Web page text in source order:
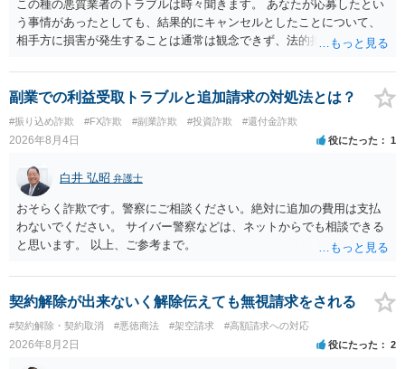
この種の悪質業者のトラブルは時々聞きます。 あなたが応募したとい
う事情があったとしても、結果的にキャンセルとしたことについて、
相手方に損害が発生することは通常は観念できず、法的措置を採って
ず、最寄りの消費生活センターへ相談し、連絡を無視してよいかどう
かのアドバイスを受けられることをお勧めします。しつこいようであ
れば、弁護士へ依頼して警告してもらうことも必要になるかもしれま
せん。
副業での利益受取トラブルと追加請求の対処法とは？
#振り込め詐欺 #FX詐欺 #副業詐欺 #投資詐欺 #還付金詐欺
2026年8月4日 役にたった 1
白井 弘昭 弁護士
おそらく詐欺です。警察にご相談ください。絶対に追加の費用は支払
わないでください。 サイバー警察などは、ネットからでも相談できる
と思います。 以上、ご参考まで。
契約解除が出来ないく解除伝えても無視請求をされる
#契約解除・契約取消 #悪徳商法 #架空請求 #高額請求への対応
2026年8月2日 役にたった 2